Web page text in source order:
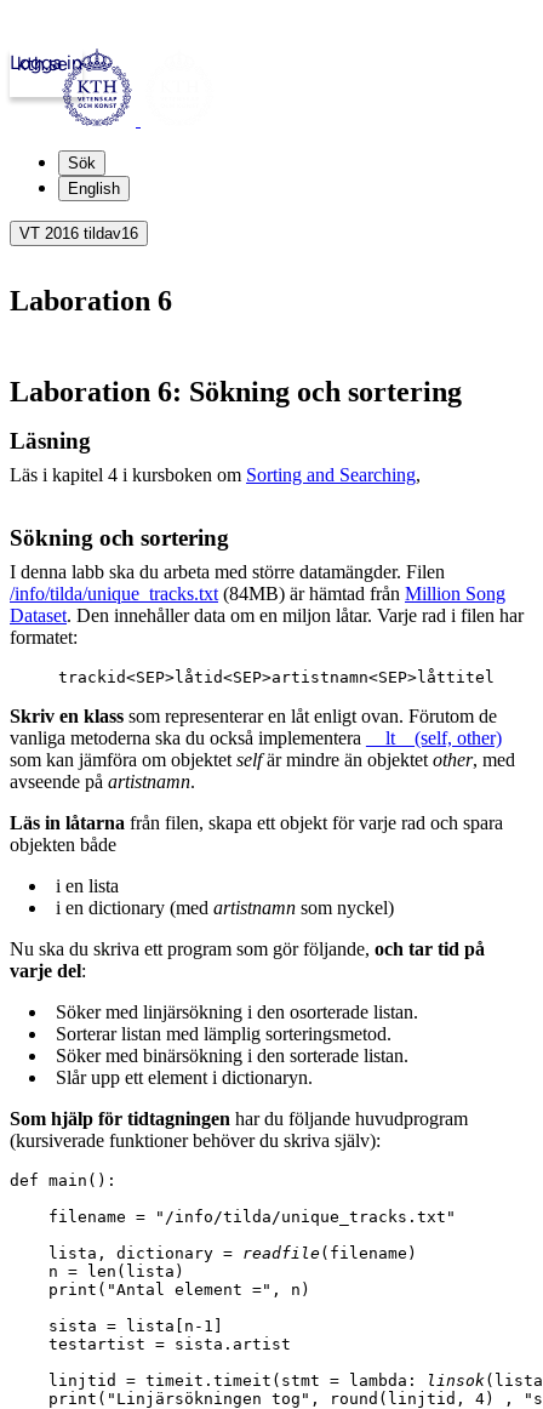
kth.se
Logga in
Sök
English
VT 2016 tildav16
Laboration 6
Laboration 6: Sökning och sortering
Läsning
Läs i kapitel 4 i kursboken om Sorting and Searching,
Sökning och sortering
I denna labb ska du arbeta med större datamängder. Filen
/info/tilda/unique_tracks.txt (84MB) är hämtad från Million Song
Dataset. Den innehåller data om en miljon låtar. Varje rad i filen har
formatet:
Skriv en klass som representerar en låt enligt ovan. Förutom de
vanliga metoderna ska du också implementera
__lt__(self, other)
som kan jämföra om objektet selfär mindre än objektet other, med
avseende på artistnamn.
Läs in låtarna från filen, skapa ett objekt för varje rad och spara
objekten både
i en lista
i en dictionary (med artistnamn som nyckel)
Nu ska du skriva ett program som gör följande, och tar tid på
varje del:
Söker med linjärsökning i den osorterade listan.
Sorterar listan med lämplig sorteringsmetod.
Söker med binärsökning i den sorterade listan.
Slår upp ett element i dictionaryn.
Som hjälp för tidtagningen har du följande huvudprogram
(kursiverade funktioner behöver du skriva själv):
def main():
    filename = "/info/tilda/unique_tracks.txt"
    lista, dictionary =
readfile(filename)
    n = len(lista)
    print("Antal element =", n)
    sista = lista[n-1]
    testartist = sista.artist
    linjtid = timeit.timeit(stmt = lambda:
linsok
print("Linjärsökningen tog", round(linjtid, 4) ,